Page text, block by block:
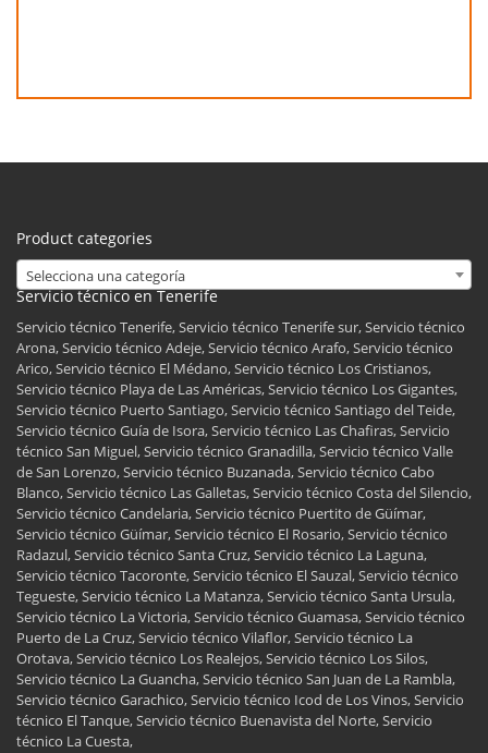
Product categories
Selecciona una categoría
Servicio técnico en Tenerife
Servicio técnico Tenerife, Servicio técnico Tenerife sur, Servicio técnico
Arona, Servicio técnico Adeje, Servicio técnico Arafo, Servicio técnico
Arico, Servicio técnico El Médano, Servicio técnico Los Cristianos,
Servicio técnico Playa de Las Américas, Servicio técnico Los Gigantes,
Servicio técnico Puerto Santiago, Servicio técnico Santiago del Teide,
Servicio técnico Guía de Isora, Servicio técnico Las Chafiras, Servicio
técnico San Miguel, Servicio técnico Granadilla, Servicio técnico Valle
de San Lorenzo, Servicio técnico Buzanada, Servicio técnico Cabo
Blanco, Servicio técnico Las Galletas, Servicio técnico Costa del Silencio,
Servicio técnico Candelaria, Servicio técnico Puertito de Güímar,
Servicio técnico Güímar, Servicio técnico El Rosario, Servicio técnico
Radazul, Servicio técnico Santa Cruz, Servicio técnico La Laguna,
Servicio técnico Tacoronte, Servicio técnico El Sauzal, Servicio técnico
Tegueste, Servicio técnico La Matanza, Servicio técnico Santa Ursula,
Servicio técnico La Victoria, Servicio técnico Guamasa, Servicio técnico
Puerto de La Cruz, Servicio técnico Vilaflor, Servicio técnico La
Orotava, Servicio técnico Los Realejos, Servicio técnico Los Silos,
Servicio técnico La Guancha, Servicio técnico San Juan de La Rambla,
Servicio técnico Garachico, Servicio técnico Icod de Los Vinos, Servicio
técnico El Tanque, Servicio técnico Buenavista del Norte, Servicio
técnico La Cuesta,